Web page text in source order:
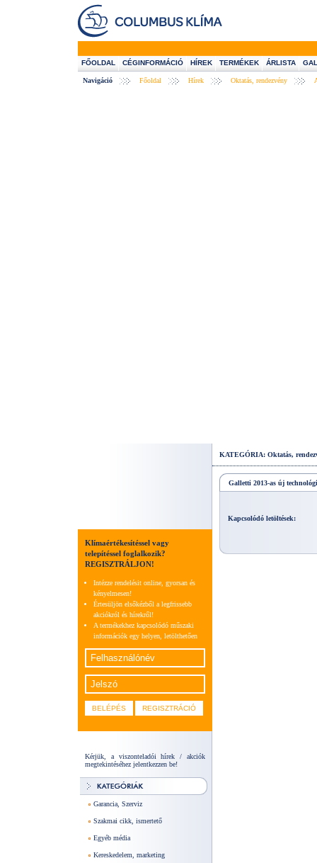
FŐOLDAL CÉGINFORMÁCIÓ HÍREK TERMÉKEK ÁRLISTA
Navigáció Főoldal Hírek Oktatás, rendezvény
Klímaértékesítéssel vagy
telepítéssel foglalkozik?
REGISZTRÁLJON!
Intézze rendelésit online, gyorsan és
kényelmesen!
Értesüljön elsőkézből a legfrissebb
akciókról és hírekről!
A termékekhez kapcsolódó műszaki
információk egy helyen, letölthetően
Kérjük, a viszonteladói hírek / akciók
megtekintéséhez jelentkezzen be!
Garancia, Szerviz
Szakmai cikk, ismertető
Egyéb média
Kereskedelem, marketing
KATEGÓRIA: Oktatás,
Galletti 2013-as új
Kapcsolódó letöltések: